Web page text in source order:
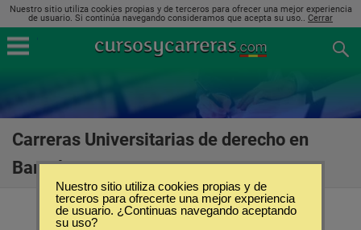
Nuestro sitio utiliza cookies propias y de terceros para ofrecer una mejor experiencia
de usuario. Si continúa navegando consideramos que acepta su uso.. Cerrar
Carreras Universitarias de derecho en
Barcelona
Nuestro sitio utiliza cookies propias y de
terceros para ofrecerte una mejor experiencia
de usuario. ¿Continuas navegando aceptando
su uso?